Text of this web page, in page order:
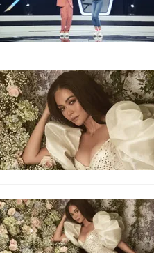
Công nghệ
Hitech Công nghệ tương
Sản phẩm
Thị trường
Tư vấn